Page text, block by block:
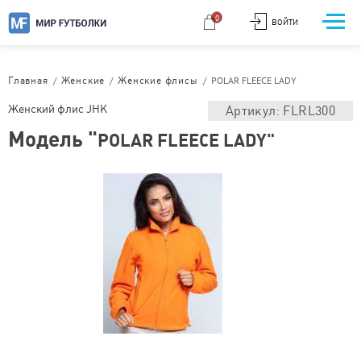
ВОЙТИ
0
Главная / Женские /Женские флисы / POLAR FLEECE LADY
Женский флис JHK Артикул: FLRL300
Модель "POLAR FLEECE LADY"